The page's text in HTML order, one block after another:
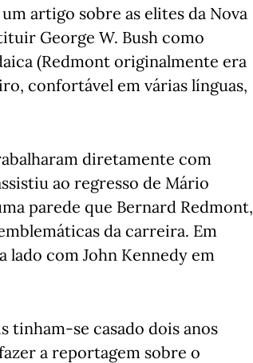
artigo sobre as elites da Nova
George W. Bush como
(Redmont originalmente era
confortável em várias línguas,
diretamente com
ao regresso de Mário
parede que Bernard Redmont,
da carreira. Em
lado com John Kennedy em
tinham-se casado dois anos
a reportagem sobre o